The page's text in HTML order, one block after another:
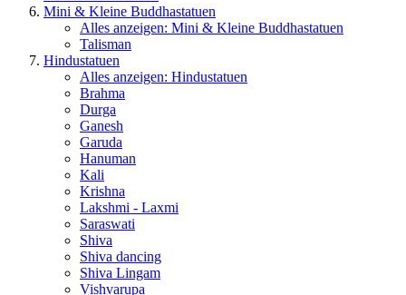
Mini & Kleine Buddhastatuen
Alles anzeigen: Mini & Kleine Buddhastatuen
Talisman
Hindustatuen
Alles anzeigen: Hindustatuen
Brahma
Durga
Ganesh
Garuda
Hanuman
Kali
Krishna
Lakshmi - Laxmi
Saraswati
Shiva
Shiva dancing
Shiva Lingam
Vishvarupa